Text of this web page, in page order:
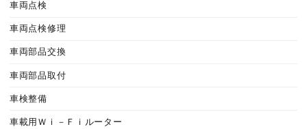
車両点検
車両点検修理
車両部品交換
車両部品取付
車検整備
車載用Ｗｉ－Ｆｉルーター